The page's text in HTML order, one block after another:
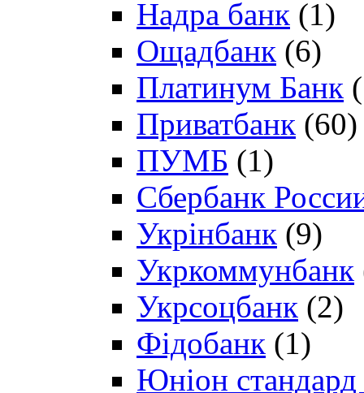
Надра банк (1)
Ощадбанк (6)
Платинум Банк
Приватбанк (60)
ПУМБ (1)
Сбербанк
Укрінбанк (9)
Укркоммунбанк
Укрсоцбанк (2)
Фідобанк (1)
Юніон стандард